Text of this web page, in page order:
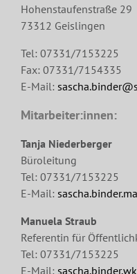
Hohenstaufenstraße 29
73312 Geislingen
Tel: 07331/7153225
Fax: 07331/7154335
E-Mail:
Mitarbeiter:innen:
Tanja Niederberger
Büroleitung
Tel: 07331/7153225
E-Mail:
Manuela Straub
Referentin für
Tel: 07331/7153225
E-Mail: